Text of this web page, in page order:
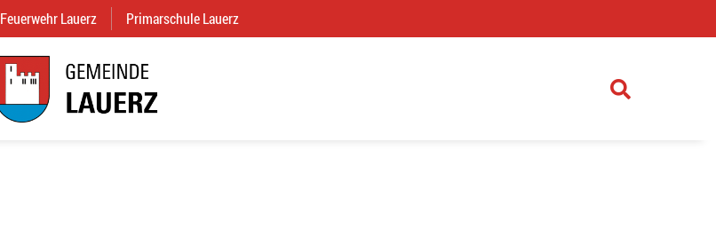
Feuerwehr Lauerz (External Link)
Primarschule Lauerz